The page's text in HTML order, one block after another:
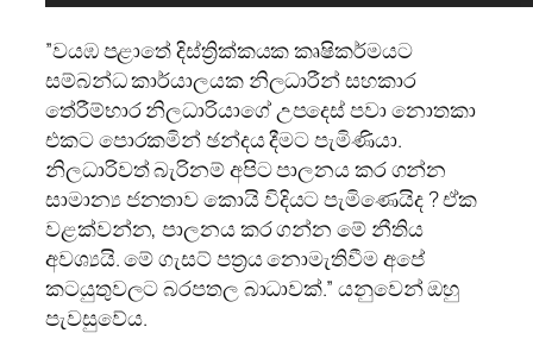
”වයඹ පළාතේ දිස්ත්‍රික්කයක කෘෂිකර්මයට
සම්බන්ධ කාර්යාලයක නිලධාරීන් සහකාර
තේරීම්භාර නිලධාරියාගේ උපදෙස් පවා නොතකා
එකට පොරකමින් ඡන්දය දීමට පැමිණියා.
නිලධාරිවත් බැරිනම් අපිට පාලනය කර ගන්න
සාමාන්‍ය ජනතාව කොයි විදියට පැමිණෙයිද ? ඒක
වළක්වන්න, පාලනය කර ගන්න මේ නීතිය
අවශ්‍යයි. මේ ගැසට් පත්‍රය නොමැතිවීම අපේ
කටයුතුවලට බරපතල බාධාවක්.” යනුවෙන් ඔහු
පැවසුවේය.